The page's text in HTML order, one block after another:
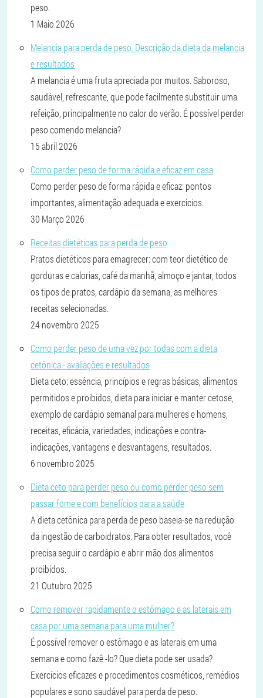
peso.
1 Maio 2026
Melancia para perda de peso. Descrição da dieta da melancia
e resultados
A melancia é uma fruta apreciada por muitos. Saboroso,
saudável, refrescante, que pode facilmente substituir uma
refeição, principalmente no calor do verão. É possível perder
peso comendo melancia?
15 abril 2026
Como perder peso de forma rápida e eficaz em casa
Como perder peso de forma rápida e eficaz: pontos
importantes, alimentação adequada e exercícios.
30 Março 2026
Receitas dietéticas para perda de peso
Pratos dietéticos para emagrecer: com teor dietético de
gorduras e calorias, café da manhã, almoço e jantar, todos
os tipos de pratos, cardápio da semana, as melhores
receitas selecionadas.
24 novembro 2025
Como perder peso de uma vez por todas com a dieta
cetônica - avaliações e resultados
Dieta ceto: essência, princípios e regras básicas, alimentos
permitidos e proibidos, dieta para iniciar e manter cetose,
exemplo de cardápio semanal para mulheres e homens,
receitas, eficácia, variedades, indicações e contra-
indicações, vantagens e desvantagens, resultados.
6 novembro 2025
Dieta ceto para perder peso ou como perder peso sem
passar fome e com benefícios para a saúde
A dieta cetônica para perda de peso baseia-se na redução
da ingestão de carboidratos. Para obter resultados, você
precisa seguir o cardápio e abrir mão dos alimentos
proibidos.
21 Outubro 2025
Como remover rapidamente o estômago e as laterais em
casa por uma semana para uma mulher?
É possível remover o estômago e as laterais em uma
semana e como fazê -lo? Que dieta pode ser usada?
Exercícios eficazes e procedimentos cosméticos, remédios
populares e sono saudável para perda de peso.